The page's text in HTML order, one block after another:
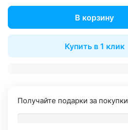
В корзину
Купить в 1 клик
Получайте подарки за покупки